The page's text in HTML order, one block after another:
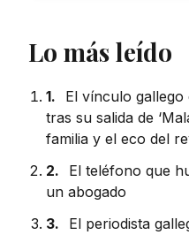
Lo más leído
1.
El vínculo
tras su salida de
familia y el eco del
2.
El teléfono que
un abogado
3.
El periodista